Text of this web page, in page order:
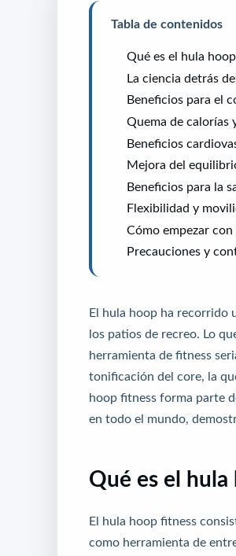
Tabla de contenidos
Qué es el hula
La ciencia detrás
Beneficios para el
Quema de calorías
Beneficios
Mejora del
Beneficios para la
Flexibilidad y
Cómo empezar
Precauciones y
El hula hoop ha recorrido
los patios de recreo. Lo
herramienta de fitness
tonificación del core, la
hoop fitness forma parte
en todo el mundo,
Qué es el
El hula hoop fitness
como herramienta de